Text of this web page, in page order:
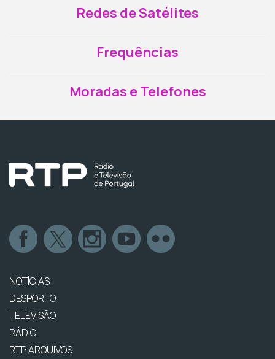
Redes de Satélites
Frequências
Moradas e Telefones
NOTÍCIAS
DESPORTO
TELEVISÃO
RÁDIO
RTP ARQUIVOS